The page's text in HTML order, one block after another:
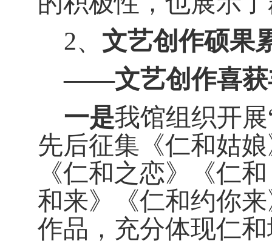
2、 文艺创作硕果
——文艺创作喜获
一是我馆组织开
先后征集《仁和姑
《仁和之恋》《仁
和来》《仁和约你
作品，充分体现仁